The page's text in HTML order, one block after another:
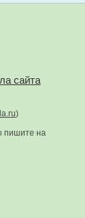
сайта
)
пишите на